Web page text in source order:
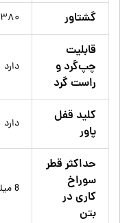
گشتاور ۳۸۰ نیوتن بر متر
قابلیت
چپ‌گرد و
راست گرد
دارد
کلید قفل
پاور
دارد
حداکثر قطر
سوراخ
کاری در
بتن
8 میلی متر